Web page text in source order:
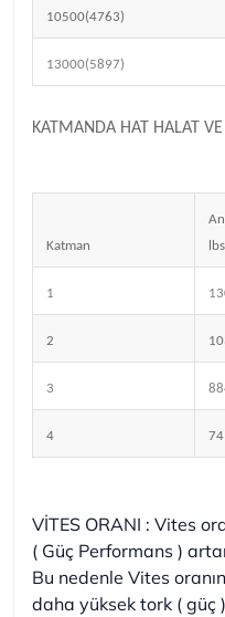
10500(4763)
13000(5897)
KATMANDA HAT HALAT VE
Katman
1
2
3
4
VİTES ORANI : Vites
( Güç Performans )
Bu nedenle Vites
daha yüksek tork ( güç